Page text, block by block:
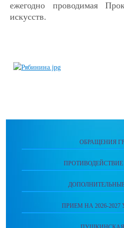
ежегодно проводимая
искусств.
ОБРАЩЕНИЯ
ПРИЕМ НА 2026-